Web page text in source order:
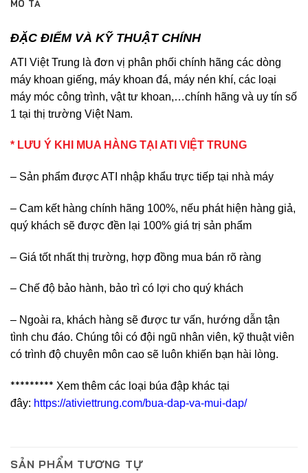
MÔ TẢ
ĐẶC ĐIỂM VÀ KỸ THUẬT CHÍNH
ATI Việt Trung là đơn vị phân phối chính hãng các dòng
máy khoan giếng, máy khoan đá, máy nén khí, các loại
máy móc công trình, vật tư khoan,…chính hãng và uy tín số
1 tại thị trường Việt Nam.
* LƯU Ý KHI MUA HÀNG TẠI ATI VIỆT TRUNG
– Sản phẩm được ATI nhập khẩu trực tiếp tại nhà máy
– Cam kết hàng chính hãng 100%, nếu phát hiện hàng giả,
quý khách sẽ được đền lại 100% giá trị sản phẩm
– Giá tốt nhất thị trường, hợp đồng mua bán rõ ràng
– Chế độ bảo hành, bảo trì có lợi cho quý khách
– Ngoài ra, khách hàng sẽ được tư vấn, hướng dẫn tận
tình chu đáo. Chúng tôi có đội ngũ nhân viên, kỹ thuật viên
có trình độ chuyên môn cao sẽ luôn khiến bạn hài lòng.
********* Xem thêm các loại búa đập khác tại
đây: https://ativiettrung.com/bua-dap-va-mui-dap/
SẢN PHẨM TƯƠNG TỰ